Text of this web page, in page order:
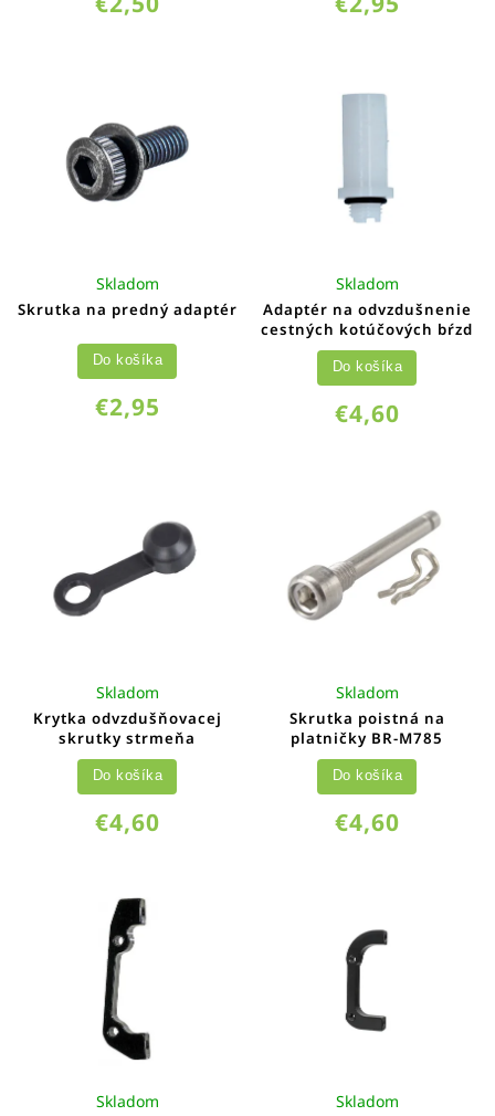
Skrutka na predný adaptér
Skladom
€2,95
Do košíka
Adaptér na odvzdušnenie
cestných kotúčových bŕzd
Skladom
€4,60
Do košíka
Krytka odvzdušňovacej
skrutky strmeňa
Skladom
€4,60
Do košíka
Skrutka poistná na
platničky BR-M785
Skladom
€4,60
Do košíka
Skladom Skladom